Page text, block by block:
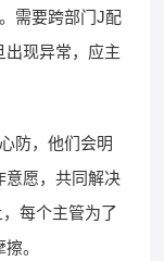
需要跨部门J配
出现异常，应主
防，他们会明
意愿，共同解决
每个主管为了
。